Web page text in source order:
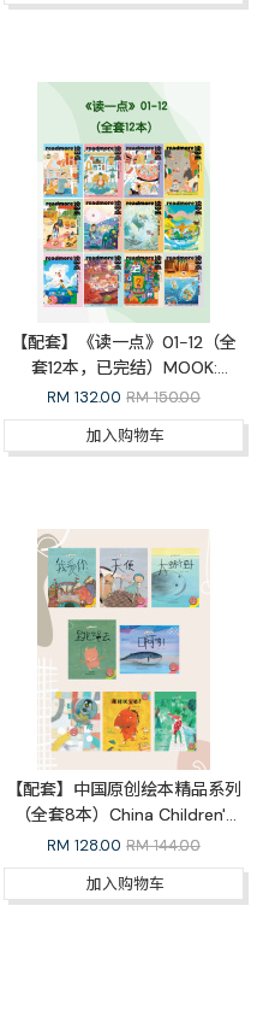
【配套】《读一点》01-12（全
套12本，已完结）MOOK:
READMORE Whole Set
RM 132.00 RM 150.00
加入购物车
【配套】中国原创绘本精品系列
（全套8本）China Children's
Picture Books Whole Series
RM 128.00 RM 144.00
加入购物车